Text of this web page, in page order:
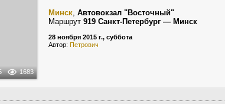
1683
Минск, Автовокзал "Восточный"
Маршрут 919 Санкт-Петербург — Минск
28 ноября 2015 г., суббота
Автор: Петрович